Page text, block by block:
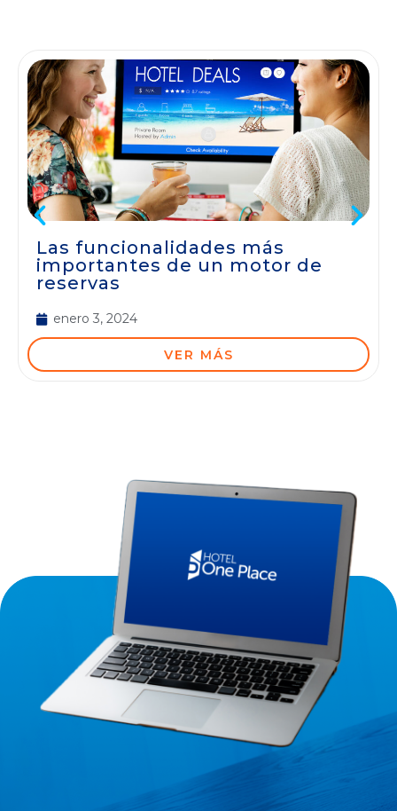
Las funcionalidades más
importantes de un motor de
reservas
enero 3, 2024
VER MÁS